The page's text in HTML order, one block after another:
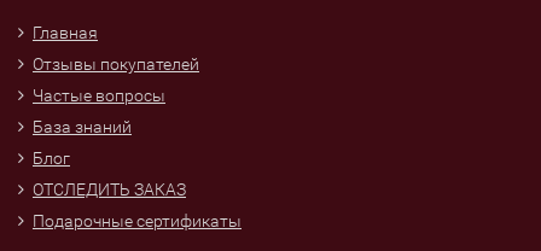
Главная
Отзывы покупателей
Частые вопросы
База знаний
Блог
ОТСЛЕДИТЬ ЗАКАЗ
Подарочные сертификаты